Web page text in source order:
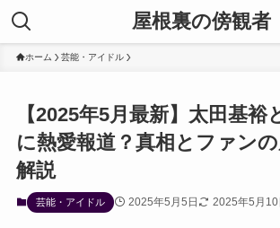
屋根裏の傍観者
ホーム 芸能・アイドル
【2025年5月最新】太田基裕
に熱愛報道？真相とファン
解説
芸能・アイドル 2025年5月5日 2025年5月10